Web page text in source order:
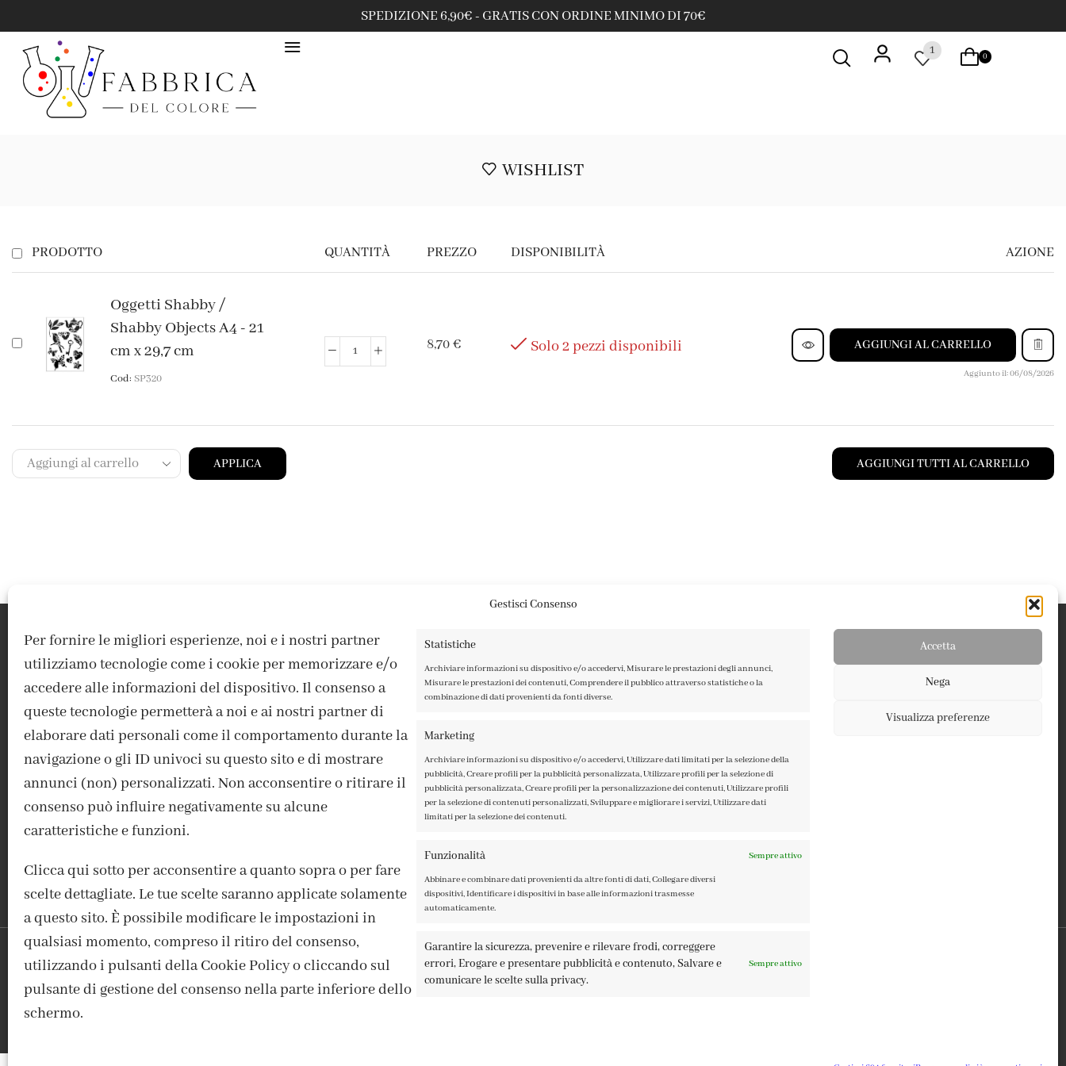
Gestisci Consenso
Per fornire le migliori esperienze, noi e i nostri partner
utilizziamo tecnologie come i cookie per memorizzare e/o
accedere alle informazioni del dispositivo. Il consenso a
queste tecnologie permetterà a noi e ai nostri partner di
elaborare dati personali come il comportamento durante la
navigazione o gli ID univoci su questo sito e di mostrare
annunci (non) personalizzati. Non acconsentire o ritirare il
consenso può influire negativamente su alcune
caratteristiche e funzioni.
Clicca qui sotto per acconsentire a quanto sopra o per fare
scelte dettagliate. Le tue scelte saranno applicate solamente
a questo sito. È possibile modificare le impostazioni in
qualsiasi momento, compreso il ritiro del consenso,
utilizzando i pulsanti della Cookie Policy o cliccando sul
pulsante di gestione del consenso nella parte inferiore dello
schermo.
Statistiche
Archiviare informazioni su dispositivo e/o accedervi, Misurare le prestazioni degli annunci,
Misurare le prestazioni dei contenuti, Comprendere il pubblico attraverso statistiche o la
combinazione di dati provenienti da fonti diverse.
Marketing
Archiviare informazioni su dispositivo e/o accedervi, Utilizzare dati limitati per la selezione della
pubblicità, Creare profili per la pubblicità personalizzata, Utilizzare profili per la selezione di
pubblicità personalizzata, Creare profili per la personalizzazione dei contenuti, Utilizzare profili
per la selezione di contenuti personalizzati, Sviluppare e migliorare i servizi, Utilizzare dati
limitati per la selezione dei contenuti.
Funzionalità Sempre attivo
Abbinare e combinare dati provenienti da altre fonti di dati, Collegare diversi
dispositivi, Identificare i dispositivi in base alle informazioni trasmesse
automaticamente.
Garantire la sicurezza, prevenire e rilevare frodi, correggere
errori, Erogare e presentare pubblicità e contenuto, Salvare e
comunicare le scelte sulla privacy.
Sempre attivo
Accetta
Nega
Visualizza preferenze
SPEDIZIONE 6,90€ - GRATIS CON ORDINE MINIMO DI 70€
1 0
WISHLIST
PRODOTTO QUANTITÀ PREZZO DISPONIBILITÀ AZIONE
Oggetti Shabby /
Shabby Objects A4 - 21
cm x 29,7 cm
Cod: SP320
8,70€ Solo 2 pezzi disponibili AGGIUNGI AL CARRELLO
Aggiunto il: 06/08/2026
APPLICA AGGIUNGI TUTTI AL CARRELLO
ISCRIVITI ALLA NEWSLETTER
FABBRICA DEL COLORE, VIA TAGLIAMENTO 13, 23900 LECCO – ©ABRALUX SRL P.IVA 01504540137 | DESIGN BY